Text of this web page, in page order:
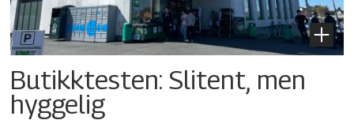
Butikktesten: Slitent, men
hyggelig